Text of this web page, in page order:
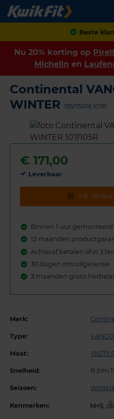
Beste
Nu 20% korting op
Michelin en
Continental
WINTER 195/75R16 107R
€ 171,00
Leverbaar
IN
Binnen 1 uur gemonteerd
12 maanden
Achteraf betalen of in 3
30 dagen omruilgarantie
3 maanden gratis
Merk:
Type:
Maat: 195/75
Snelheid: R (t/m
Seizoen:
Kenmerken: ,